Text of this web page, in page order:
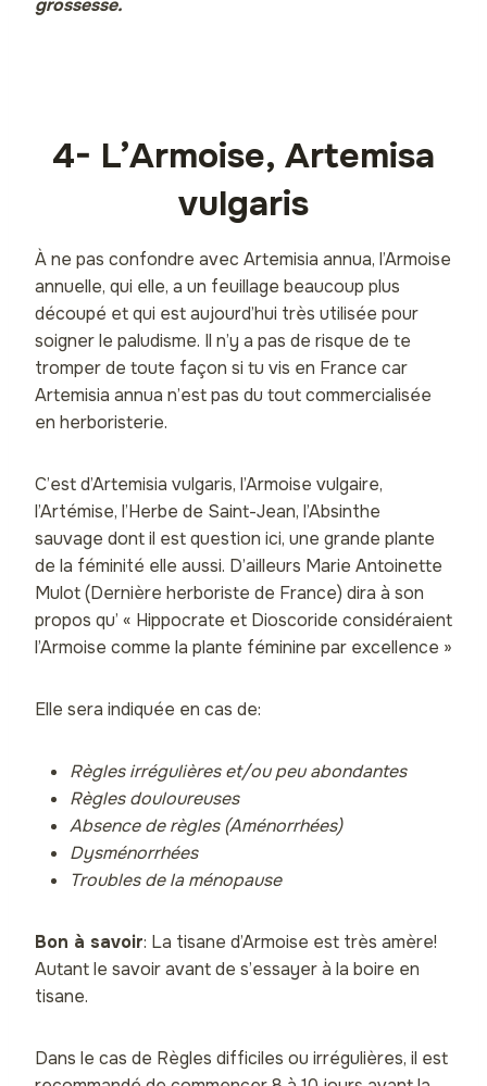
grossesse.
4- L’Armoise, Artemisa
vulgaris
À ne pas confondre avec Artemisia annua, l’Armoise
annuelle, qui elle, a un feuillage beaucoup plus
découpé et qui est aujourd’hui très utilisée pour
soigner le paludisme. Il n’y a pas de risque de te
tromper de toute façon si tu vis en France car
Artemisia annua n’est pas du tout commercialisée
en herboristerie.
C’est d’Artemisia vulgaris, l’Armoise vulgaire,
l’Artémise, l’Herbe de Saint-Jean, l’Absinthe
sauvage dont il est question ici, une grande plante
de la féminité elle aussi. D’ailleurs Marie Antoinette
Mulot (Dernière herboriste de France) dira à son
propos qu’ « Hippocrate et Dioscoride considéraient
l’Armoise comme la plante féminine par excellence »
Elle sera indiquée en cas de:
Règles irrégulières et/ou peu abondantes
Règles douloureuses
Absence de règles (Aménorrhées)
Dysménorrhées
Troubles de la ménopause
Bon à savoir: La tisane d’Armoise est très amère!
Autant le savoir avant de s’essayer à la boire en
tisane.
Dans le cas de Règles difficiles ou irrégulières, il est